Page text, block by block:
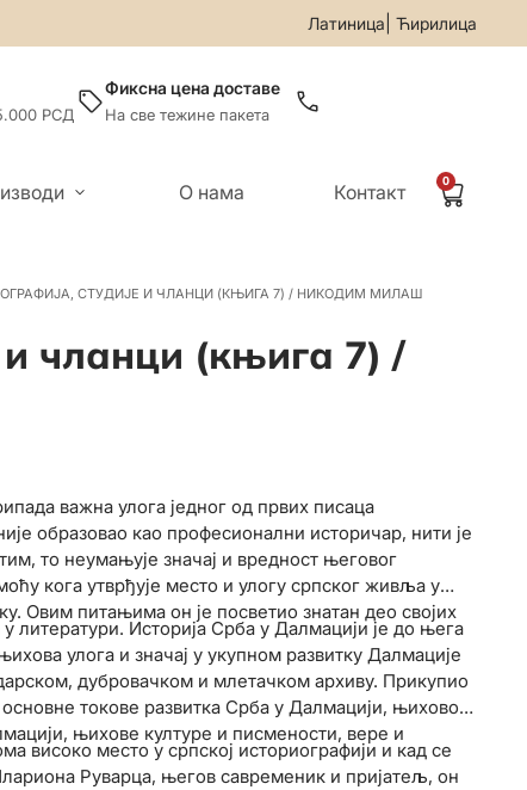
Латиница Ћирилица
• За све информације и помоћ приликом онлајн
РСД
Фиксна цена доставе
На све тежине пакета
0
О нама Контакт
СТУДИЈЕ И ЧЛАНЦИ (КЊИГА 7) / НИКОДИМ МИЛАШ
и чланци (књига 7) /
важна улога једног од првих писаца
образовао као професионални историчар, нити је
то неумањује значај и вредност његовог
кога утврђује место и улогу српског живља у
Овим питањима он је посветио знатан део својих
Историја Срба у Далмацији је до њега
улога и значај у укупном развитку Далмације
дубровачком и млетачком архиву. Прикупио
токове развитка Срба у Далмацији, њиховог
њихове културе и писмености, вере и
високо место у српској историографији и кад се
Руварца, његов савременик и пријатељ, он